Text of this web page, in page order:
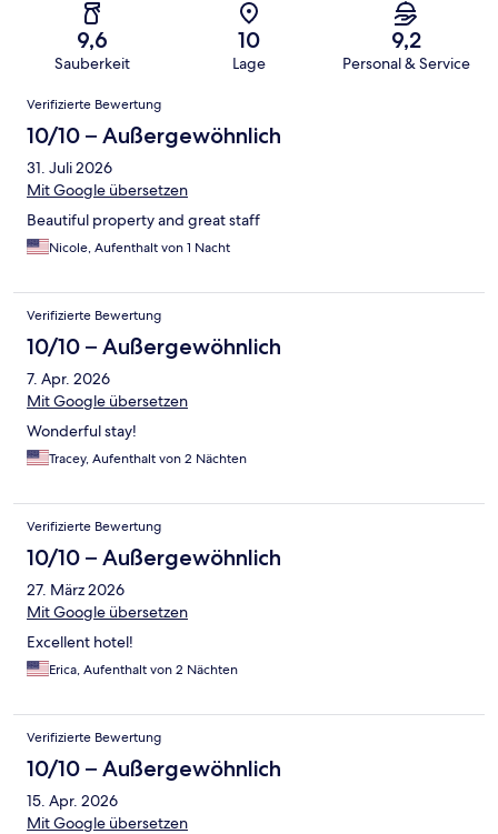
9,6
Sauberkeit
10
Lage
9,2
Personal & Service
Bewertungen
Verifizierte Bewertung
10/10 – Außergewöhnlich
31. Juli 2026
Mit Google übersetzen
Beautiful property and great staff
Nicole, Aufenthalt von 1 Nacht
Verifizierte Bewertung
10/10 – Außergewöhnlich
7. Apr. 2026
Mit Google übersetzen
Wonderful stay!
Tracey, Aufenthalt von 2 Nächten
Verifizierte Bewertung
10/10 – Außergewöhnlich
27. März 2026
Mit Google übersetzen
Excellent hotel!
Erica, Aufenthalt von 2 Nächten
Verifizierte Bewertung
10/10 – Außergewöhnlich
15. Apr. 2026
Mit Google übersetzen